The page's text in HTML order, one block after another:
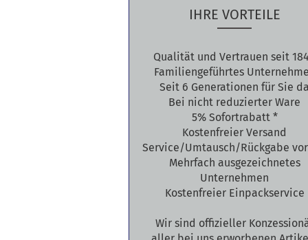
IHRE VORTEILE
Qualität und Vertrauen seit
Familiengeführtes
Seit 6 Generationen für Sie da
Bei nicht reduzierter Ware
5% Sofortrabatt *
Kostenfreier Versand
Service/Umtausch/Rückgabe
Mehrfach ausgezeichnetes
Unternehmen
Kostenfreier Einpackservice
Wir sind offizieller